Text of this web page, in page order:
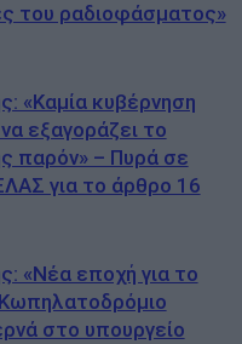
του ραδιοφάσματος»
«Καμία κυβέρνηση
εξαγοράζει το
παρόν» – Πυρά σε
για το άρθρο 16
«Νέα εποχή για το
στο υπουργείο